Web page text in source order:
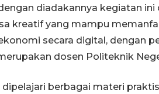
diadakannya kegiatan
kreatif yang mampu
secara digital, dengan
dosen Politeknik
berbagai materi